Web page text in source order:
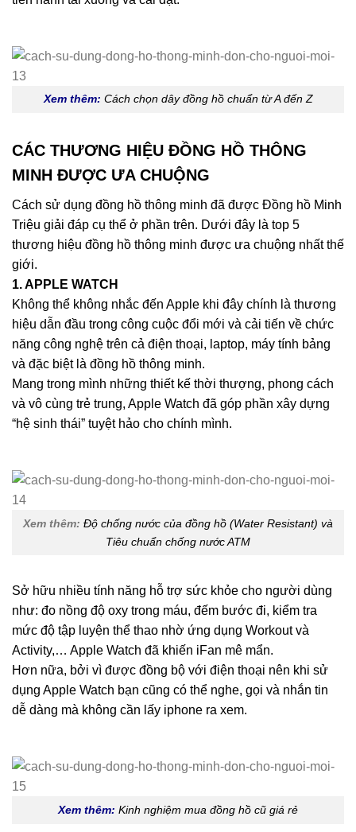
Xem thêm: Cách chọn dây đồng hồ chuẩn từ A đến Z
CÁC THƯƠNG HIỆU ĐỒNG HỒ THÔNG
MINH ĐƯỢC ƯA CHUỘNG
Cách sử dụng đồng hồ thông minh đã được Đồng hồ Minh
Triệu giải đáp cụ thể ở phần trên. Dưới đây là top 5
thương hiệu đồng hồ thông minh được ưa chuộng nhất thế
giới.
1. APPLE WATCH
Không thể không nhắc đến Apple khi đây chính là thương
hiệu dẫn đầu trong công cuộc đổi mới và cải tiến về chức
năng công nghệ trên cả điện thoại, laptop, máy tính bảng
và đặc biệt là đồng hồ thông minh.
Mang trong mình những thiết kế thời thượng, phong cách
và vô cùng trẻ trung, Apple Watch đã góp phần xây dựng
“hệ sinh thái” tuyệt hảo cho chính mình.
Xem thêm: Độ chống nước của đồng hồ (Water Resistant) và
Tiêu chuẩn chống nước ATM
Sở hữu nhiều tính năng hỗ trợ sức khỏe cho người dùng
như: đo nồng độ oxy trong máu, đếm bước đi, kiểm tra
mức độ tập luyện thể thao nhờ ứng dụng Workout và
Activity,… Apple Watch đã khiến iFan mê mẩn.
Hơn nữa, bởi vì được đồng bộ với điện thoại nên khi sử
dụng Apple Watch bạn cũng có thể nghe, gọi và nhắn tin
dễ dàng mà không cần lấy iphone ra xem.
Xem thêm: Kinh nghiệm mua đồng hồ cũ giá rẻ